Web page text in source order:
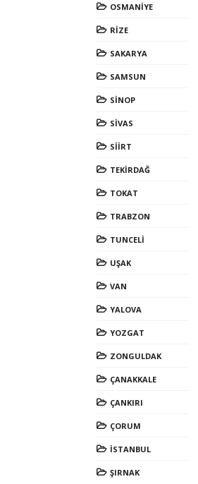
OSMANİYE
RİZE
SAKARYA
SAMSUN
SİNOP
SİVAS
SİİRT
TEKİRDAĞ
TOKAT
TRABZON
TUNCELİ
UŞAK
VAN
YALOVA
YOZGAT
ZONGULDAK
ÇANAKKALE
ÇANKIRI
ÇORUM
İSTANBUL
ŞIRNAK